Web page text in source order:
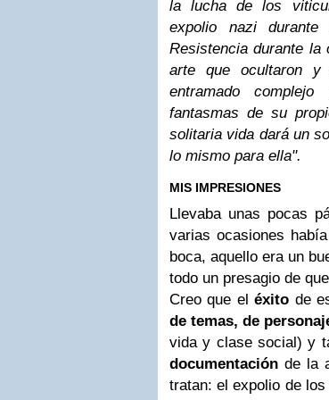
la lucha de los
expolio nazi
Resistencia durante
arte que ocultaron y
entramado
fantasmas de su
solitaria vida dará un
lo mismo para ella".
MIS IMPRESIONES
Llevaba unas pocas
varias ocasiones
boca, aquello era un
todo un presagio de que
Creo que eléxito de
de temas, de
vida y clase social) y
documentación de la
tratan: el expolio de